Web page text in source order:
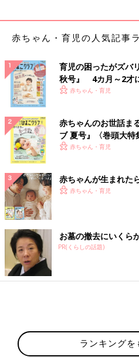
赤ちゃん・育児の人気記事
育児の困ったがズバ
秋号』 4カ月～2才
いっぱい！
赤ちゃん・育児
赤ちゃんのお世話ま
ブ 夏号』〈巻頭大
く！ おっぱい・ミル
赤ちゃん・育児
赤ちゃんが生まれた
赤ちゃん・育児
お墓の撤去にいくら
PR(くらしの話題)
ランキングを